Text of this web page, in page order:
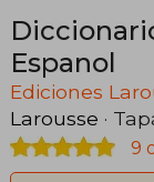
Espanol
Ediciones
Larousse ·
9